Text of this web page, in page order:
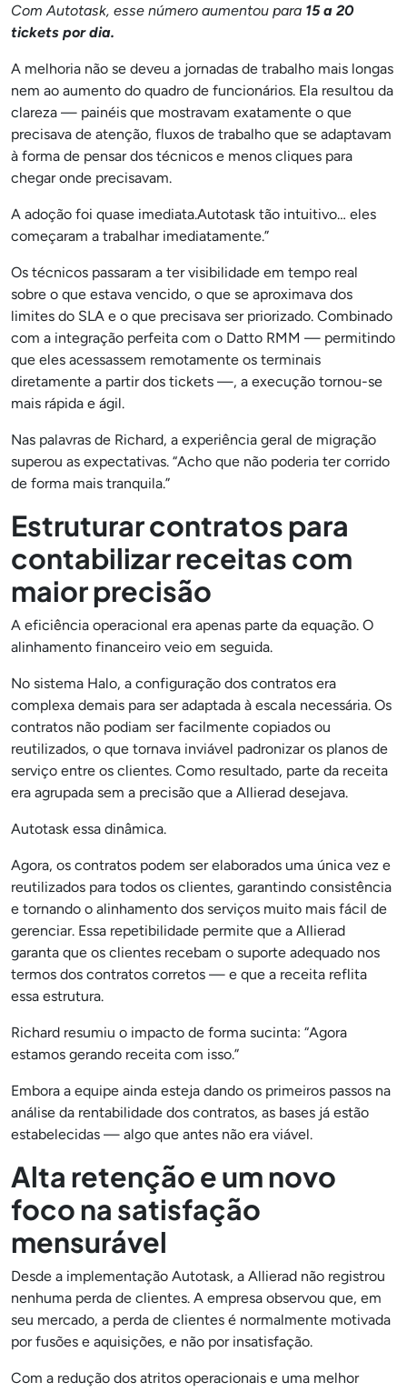
Com Autotask, esse número aumentou para 15 a 20
tickets por dia.
A melhoria não se deveu a jornadas de trabalho mais longas
nem ao aumento do quadro de funcionários. Ela resultou da
clareza — painéis que mostravam exatamente o que
precisava de atenção, fluxos de trabalho que se adaptavam
à forma de pensar dos técnicos e menos cliques para
chegar onde precisavam.
A adoção foi quase imediata.Autotask tão intuitivo… eles
começaram a trabalhar imediatamente.”
Os técnicos passaram a ter visibilidade em tempo real
sobre o que estava vencido, o que se aproximava dos
limites do SLA e o que precisava ser priorizado. Combinado
com a integração perfeita com o Datto RMM — permitindo
que eles acessassem remotamente os terminais
diretamente a partir dos tickets —, a execução tornou-se
mais rápida e ágil.
Nas palavras de Richard, a experiência geral de migração
superou as expectativas. “Acho que não poderia ter corrido
de forma mais tranquila.”
Estruturar contratos para
contabilizar receitas com
maior precisão
A eficiência operacional era apenas parte da equação. O
alinhamento financeiro veio em seguida.
No sistema Halo, a configuração dos contratos era
complexa demais para ser adaptada à escala necessária. Os
contratos não podiam ser facilmente copiados ou
reutilizados, o que tornava inviável padronizar os planos de
serviço entre os clientes. Como resultado, parte da receita
era agrupada sem a precisão que a Allierad desejava.
Autotask essa dinâmica.
Agora, os contratos podem ser elaborados uma única vez e
reutilizados para todos os clientes, garantindo consistência
e tornando o alinhamento dos serviços muito mais fácil de
gerenciar. Essa repetibilidade permite que a Allierad
garanta que os clientes recebam o suporte adequado nos
termos dos contratos corretos — e que a receita reflita
essa estrutura.
Richard resumiu o impacto de forma sucinta: “Agora
estamos gerando receita com isso.”
Embora a equipe ainda esteja dando os primeiros passos na
análise da rentabilidade dos contratos, as bases já estão
estabelecidas — algo que antes não era viável.
Alta retenção e um novo
foco na satisfação
mensurável
Desde a implementação Autotask, a Allierad não registrou
nenhuma perda de clientes. A empresa observou que, em
seu mercado, a perda de clientes é normalmente motivada
por fusões e aquisições, e não por insatisfação.
Com a redução dos atritos operacionais e uma melhor